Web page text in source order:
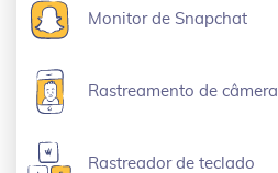
Monitor de Snapchat
Rastreamento de câmera
Rastreador de teclado